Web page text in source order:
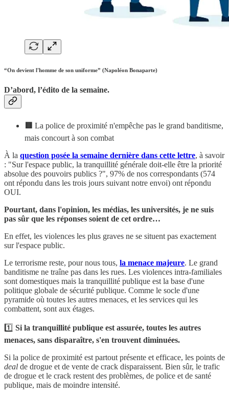
“On devient l'homme de son uniforme” (Napoléon Bonaparte)
D’abord, l’édito de la semaine.
La police de proximité n'empêche pas le grand banditisme,
mais concourt à son combat
À la question posée la semaine dernière dans cette lettre, à savoir
: "Sur l'espace public, la tranquillité générale doit-elle être la priorité
absolue des pouvoirs publics ?", 97% de nos correspondants (574
ont répondu dans les trois jours suivant notre envoi) ont répondu
OUI.
Pourtant, dans l'opinion, les médias, les universités, je ne suis
pas sûr que les réponses soient de cet ordre…
En effet, les violences les plus graves ne se situent pas exactement
sur l'espace public.
Le terrorisme reste, pour nous tous, la menace majeure. Le grand
banditisme ne traîne pas dans les rues. Les violences intra-familiales
sont domestiques mais la tranquillité publique est la base d'une
politique globale de sécurité publique. Comme le socle d'une
pyramide où toutes les autres menaces, et les services qui les
combattent, sont aux étages.
1️⃣ Si la tranquillité publique est assurée, toutes les autres
menaces, sans disparaître, s'en trouvent diminuées.
Si la police de proximité est partout présente et efficace, les points de
deal de drogue et de vente de crack disparaissent. Bien sûr, le trafic
de drogue et le crack restent des problèmes, de police et de santé
publique, mais de moindre intensité.